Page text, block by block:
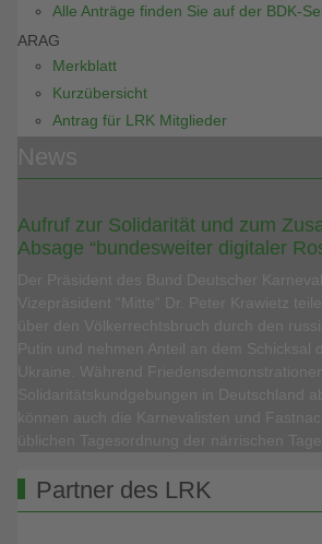
Alle Anträge finden Sie auf der BDK-
ARAG
Merkblatt
Kurzübersicht
Antrag für LRK Mitglieder
Aufruf zur Solidarität und zum
Absage “bundesweiter digitaler
Partner des LRK